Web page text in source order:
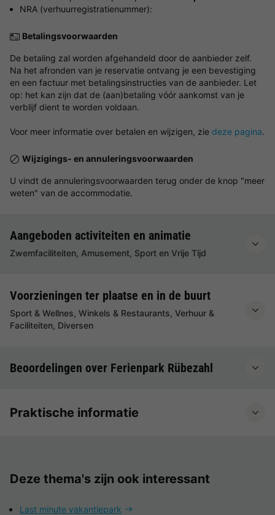
NRA (verhuurregistratienummer):
Betalingsvoorwaarden
De betaling zal worden afgehandeld door de aanbieder zelf.
Na het afronden van je reservatie ontvang je een bevestiging
en een factuur met betalingsinstructies van de aanbieder. Let
op: het kan zijn dat de (aan)betaling vóór aankomst van je
verblijf dient te worden voldaan.
Voor meer informatie over betalen en wijzigen, zie deze pagina.
Wijzigings- en annuleringsvoorwaarden
U vindt de annuleringsvoorwaarden terug onder de knop "meer
weten" van de accommodatie.
Aangeboden activiteiten en animatie
Zwemfaciliteiten, Amusement, Sport en Vrije Tijd
Voorzieningen ter plaatse en in de buurt
Sport & Wellnes, Winkels & Restaurants, Verhuur &
Faciliteiten, Diversen
Beoordelingen over Ferienpark Rübezahl
Praktische informatie
Deze thema's zijn ook interessant
Last minute vakantiepark